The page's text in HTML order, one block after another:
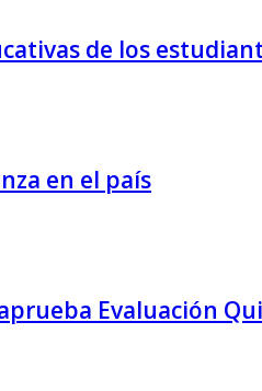
de los
en el país
Evaluación